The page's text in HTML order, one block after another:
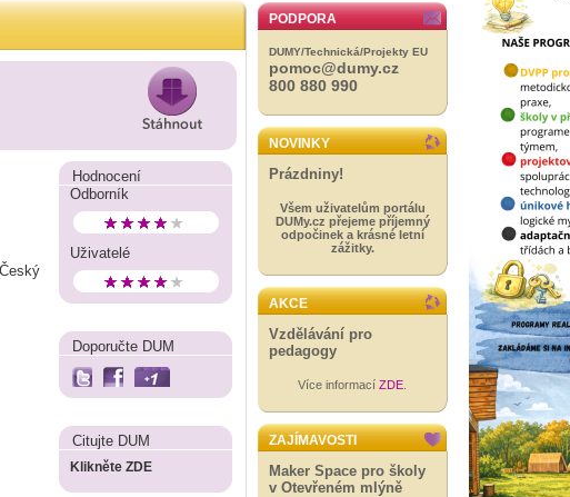
Hodnocení
Odborník
Uživatelé
Doporučte DUM
Citujte DUM
Klikněte ZDE
PODPORA
DUMY/Technická/Projekty EU
pomoc@dumy.cz
800 880 990
NOVINKY
Prázdniny!
Všem uživatelům portálu
DUMy.cz přejeme příjemný
odpočinek a krásné letní
zážitky.
AKCE
Vzdělávání pro
pedagogy
Více informací ZDE
ZAJÍMAVOSTI
Maker Space pro školy
v Otevřeném mlýně